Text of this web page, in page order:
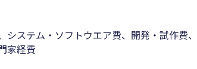
システム・ソフトウエア費、開発・試作費
家経費